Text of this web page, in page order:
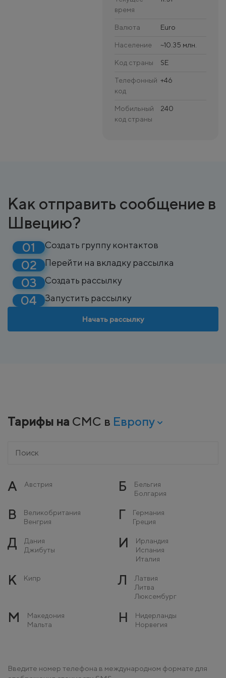
время
Валюта Euro
Население ~10.35 млн.
Код страны SE
Телефонный
код
+46
Мобильный
код страны
240
Как отправить сообщение в
Швецию?
Создать группу контактов
Перейти на вкладку рассылка
Создать рассылку
Запустить рассылку
Начать рассылку
Тарифы на СМС в Европу
А Австрия Б
Бельгия
Болгария
В
Великобритания
Венгрия
Г
Германия
Греция
Д
Дания
Джибуты
И
Ирландия
Испания
Италия
К Кипр Л
Латвия
Литва
Люксембург
М
Македония
Мальта
Н
Нидерланды
Норвегия
О П
Португалия
Введите номер телефона в международном формате для